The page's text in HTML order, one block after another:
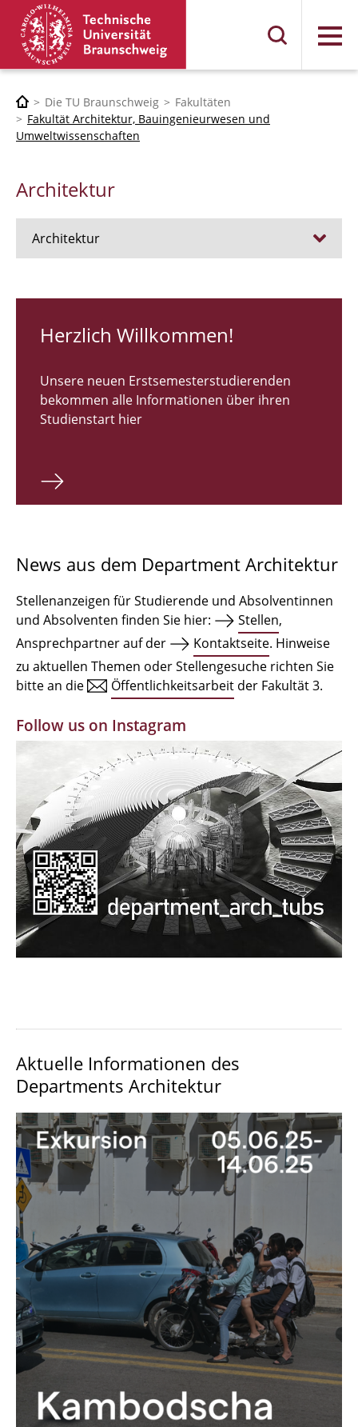
Menü
Die TU Braunschweig
Fakultäten
Fakultät Architektur, Bauingenieurwesen und
Umweltwissenschaften
Architektur
Architektur
RUNDGANG 26
Bachelor Architektur
Master Architektur
Qualifikationsprofil
Institute
Einrichtungen
Zeichensäle
MBW | Modellbauwerkstatt
Alumni | cloud club
Dokumente und Downloads
Herzlich Willkommen!
Unsere neuen Erstsemesterstudierenden
bekommen alle Informationen über ihren
Studienstart hier
News aus dem Department Architektur
Stellenanzeigen für Studierende und Absolventinnen
und Absolventen finden Sie hier:
Stellen,
Ansprechpartner auf der
Kontaktseite. Hinweise
zu aktuellen Themen oder Stellengesuche richten Sie
bitte an die
Öffentlichkeitsarbeit der Fakultät 3.
Follow us on Instagram
Aktuelle Informationen des
Departments Architektur